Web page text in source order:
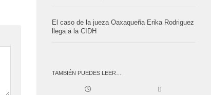
El caso de la jueza Oaxaqueña Erika Rodriguez
llega a la CIDH
TAMBIÉN PUEDES LEER…